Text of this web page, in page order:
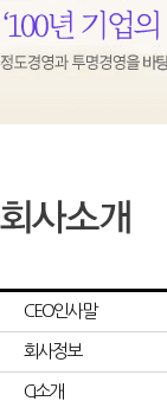
CEO인사말
회사정보
CI소개